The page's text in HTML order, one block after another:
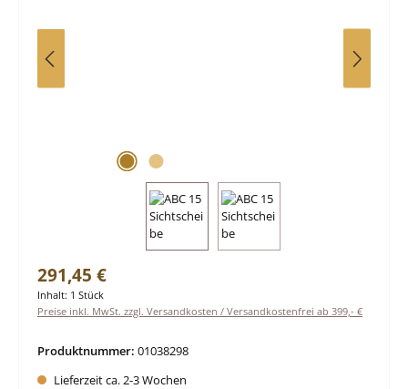
Regulärer Preis:
291,45 €
Inhalt: 1 Stück
Preise inkl. MwSt. zzgl. Versandkosten / Versandkostenfrei ab 399,- €
Produktnummer: 01038298
Lieferzeit ca. 2-3 Wochen